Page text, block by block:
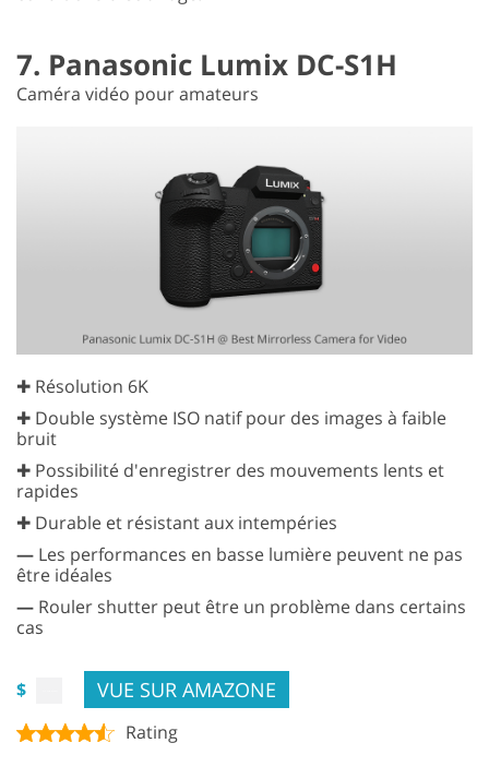
7. Panasonic Lumix DC-S1H
Caméra vidéo pour amateurs
✚ Résolution 6K
✚ Double système ISO natif pour des images à faible
bruit
✚ Possibilité d'enregistrer des mouvements lents et
rapides
✚ Durable et résistant aux intempéries
— Les performances en basse lumière peuvent ne pas
être idéales
— Rouler shutter peut être un problème dans certains
cas
$ VUE SUR AMAZONE
Rating